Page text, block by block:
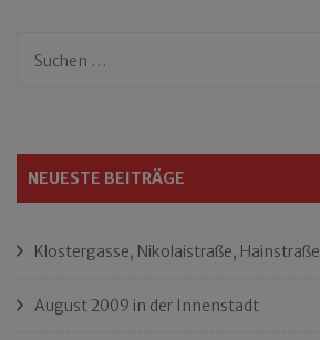
Suchen
NEUESTE BEITRÄGE
Klostergasse, Nikolaistraße, Hainstraße
August 2009 in der Innenstadt